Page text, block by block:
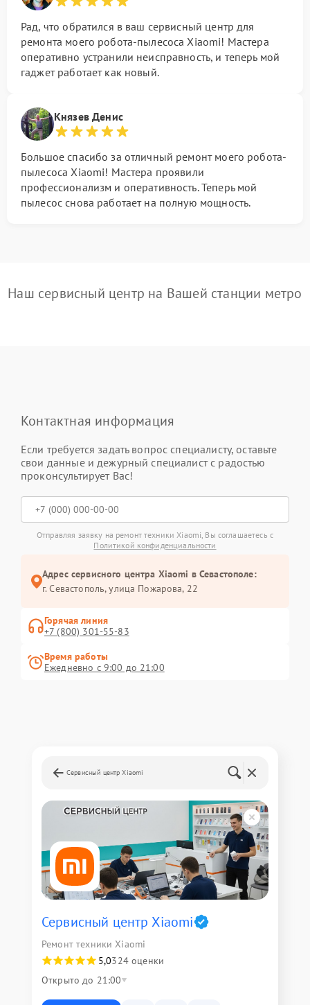
Рад, что обратился в ваш сервисный центр для
ремонта моего робота-пылесоса Xiaomi! Мастера
оперативно устранили неисправность, и теперь мой
гаджет работает как новый.
Князев Денис
Большое спасибо за отличный ремонт моего робота-
пылесоса Xiaomi! Мастера проявили
профессионализм и оперативность. Теперь мой
пылесос снова работает на полную мощность.
Наш сервисный центр на Вашей станции метро
Контактная информация
Если требуется задать вопрос специалисту, оставьте
свои данные и дежурный специалист с радостью
проконсультирует Вас!
Отправляя заявку на ремонт техники Xiaomi, Вы соглашаетесь с
Политикой конфиденциальности
Адрес сервисного центра Xiaomi в Севастополе:
г. Севастополь, улица Пожарова, 22
Горячая линия
+7 (800) 301-55-83
Время работы
Ежедневно с 9:00 до 21:00
Сервисный центр Xiaomi
Сервисный центр Xiaomi
Ремонт техники Xiaomi
5,0324 оценки
Открыто до 21:00